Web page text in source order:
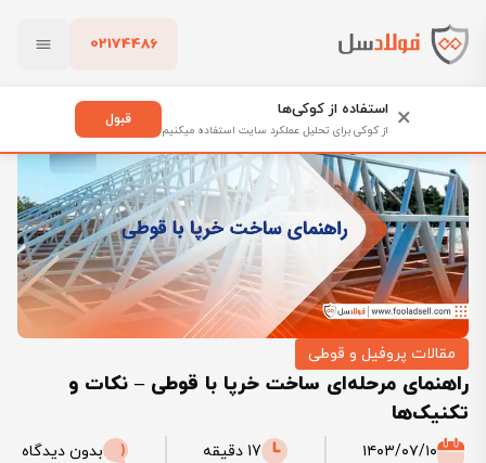
02174486
پاک کردن
فولادسل
راهنمای مرحله‌ای ساخت خرپا با قوطی – نکات و تکنیک‌ها
مقالات پروفیل و قوطی
راهنمای مرحله‌ای ساخت خرپا با قوطی – نکات و
تکنیک‌ها
۱۴۰۳/۰۷/۱۰ 17 دقیقه بدون دیدگاه
× استفاده از کوکی‌ها
از کوکی برای تحلیل عملکرد سایت استفاده میکنیم
قبول